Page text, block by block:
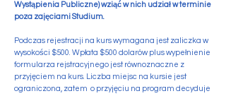
Wystąpienia Publiczne) wziąć w nich udział w terminie
poza zajęciami Studium.
Podczas rejestracji na kurs wymagana jest zaliczka w
wysokości $500. Wpłata $500 dolarów plus wypełnienie
formularza rejstracyjnego jest równoznaczne z
przyjęciem na kurs. Liczba miejsc na kursie jest
ograniczona, zatem o przyjęciu na program decyduje